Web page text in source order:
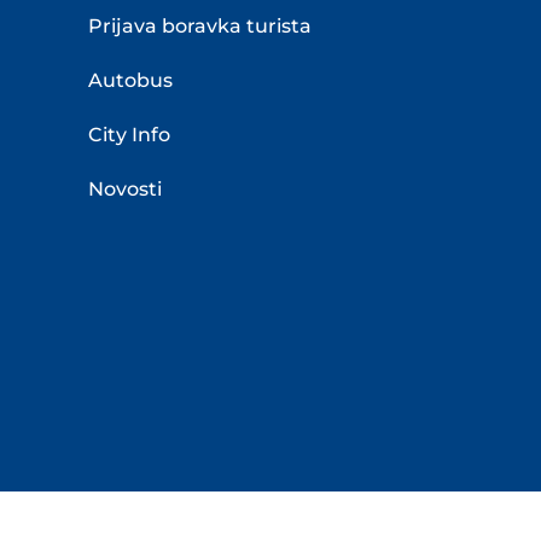
Prijava boravka turista
Autobus
City Info
Novosti